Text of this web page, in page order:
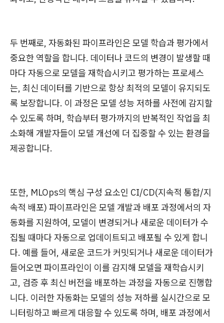
두 번째로, 자동화된 파이프라인은 모델 학습과 평가에서
중요한 역할을 합니다. 데이터나 코드의 변경이 발생할 때
마다 자동으로 모델을 재학습시키고 평가하는 프로세스
는, 최신 데이터를 기반으로 항상 최적의 모델이 유지되도
록 보장합니다. 이 과정은 모델 성능 저하를 사전에 감지할
수 있도록 하며, 학습부터 평가까지의 반복적인 작업을 최
소화해 개발자들이 모델 개선에 더 집중할 수 있는 환경을
제공합니다.
또한, MLOps의 핵심 구성 요소인 CI/CD(지속적 통합/지
속적 배포) 파이프라인은 모델 개발과 배포 과정에서의 자
동화를 지원하여, 모델이 변경되거나 새로운 데이터가 수
집될 때마다 자동으로 업데이트되고 배포될 수 있게 합니
다. 예를 들어, 새로운 코드가 커밋되거나 새로운 데이터가
들어오면 파이프라인이 이를 감지해 모델을 재학습시키
고, 검증 후 최신 버전을 배포하는 과정을 자동으로 진행합
니다. 이러한 자동화는 모델의 성능 저하를 실시간으로 모
니터링하고 빠르게 대응할 수 있도록 하며, 배포 과정에서